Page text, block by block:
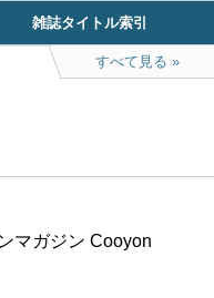
雑誌タイトル索引
すべて見る
マガジン Cooyon